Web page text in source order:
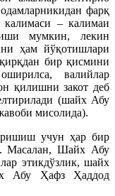
фарқ
– калимаи
мумкин, лекин
ҳам йўқотишлари
бир қисмини
валийлар
қилишни закот деб
(шайх Абу
мисолида).
учун ҳар бир
Масалан, Шайх Абу
этикдўзлик, шайх
Абу Ҳафз Ҳаддод